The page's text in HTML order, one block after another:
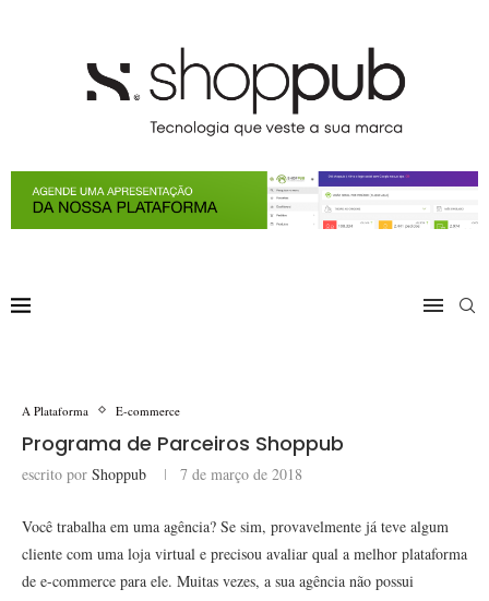
A Plataforma E-commerce
Programa de Parceiros Shoppub
escrito por Shoppub 7 de março de 2018
Você trabalha em uma agência? Se sim, provavelmente já teve algum
cliente com uma loja virtual e precisou avaliar qual a melhor plataforma
de e-commerce para ele. Muitas vezes, a sua agência não possui